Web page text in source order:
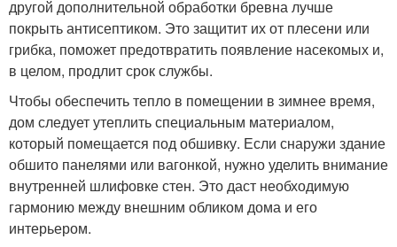
другой дополнительной обработки бревна лучше
покрыть антисептиком. Это защитит их от плесени или
грибка, поможет предотвратить появление насекомых и,
в целом, продлит срок службы.
Чтобы обеспечить тепло в помещении в зимнее время,
дом следует утеплить специальным материалом,
который помещается под обшивку. Если снаружи здание
обшито панелями или вагонкой, нужно уделить внимание
внутренней шлифовке стен. Это даст необходимую
гармонию между внешним обликом дома и его
интерьером.